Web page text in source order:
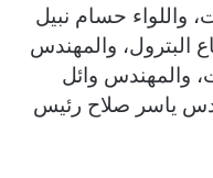
واللواء حسام نبيل
البترول، والمهندس
والمهندس وائل
ياسر صلاح رئيس